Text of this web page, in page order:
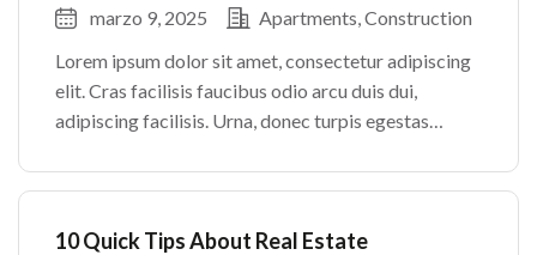
marzo 9, 2025 Apartments Construction
Lorem ipsum dolor sit amet, consectetur adipiscing
elit. Cras facilisis faucibus odio arcu duis dui,
adipiscing facilisis. Urna, donec turpis egestas
justo odio parturient mauris curabitur lorem in.
10 Quick Tips About Real Estate